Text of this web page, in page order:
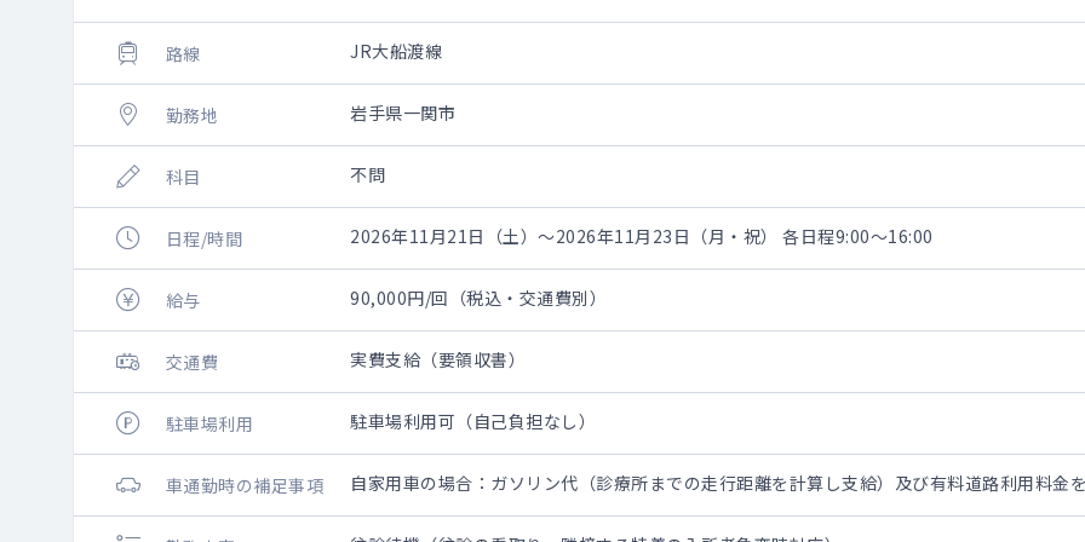
路線 JR大船渡線
勤務地 岩手県一関市
科目 不問
日程/時間 2026年11月21日（土）～2026年11月23日（月・祝） 各日程9:00～16:00
給与 90,000円/回（税込・交通費別）
交通費 実費支給（要領収書）
駐車場利用 駐車場利用可（自己負担なし）
車通勤時の補足事項 自家用車の場合：ガソリン代（診療所までの走行距離を計算し支給）及び有料道路利用料金を